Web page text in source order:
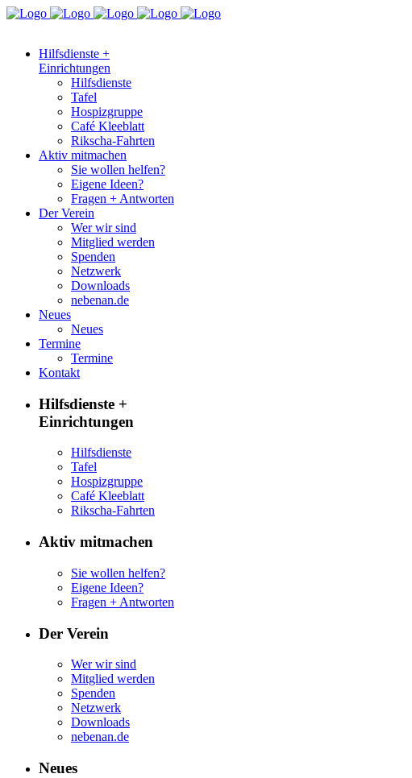
Hilfsdienste +
Einrichtungen
Hilfsdienste
Tafel
Hospizgruppe
Café Kleeblatt
Rikscha-Fahrten
Aktiv mitmachen
Sie wollen helfen?
Eigene Ideen?
Fragen + Antworten
Der Verein
Wer wir sind
Mitglied werden
Spenden
Netzwerk
Downloads
nebenan.de
Neues
Neues
Termine
Termine
Kontakt
Hilfsdienste +
Einrichtungen
Hilfsdienste
Tafel
Hospizgruppe
Café Kleeblatt
Rikscha-Fahrten
Aktiv mitmachen
Sie wollen helfen?
Eigene Ideen?
Fragen + Antworten
Der Verein
Wer wir sind
Mitglied werden
Spenden
Netzwerk
Downloads
nebenan.de
Neues